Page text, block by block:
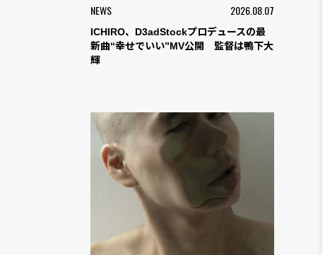
NEWS 2026.08.07
ICHIRO、D3adStockプロデュースの最
新曲“幸せでいい”MV公開 監督は鴨下大
輝